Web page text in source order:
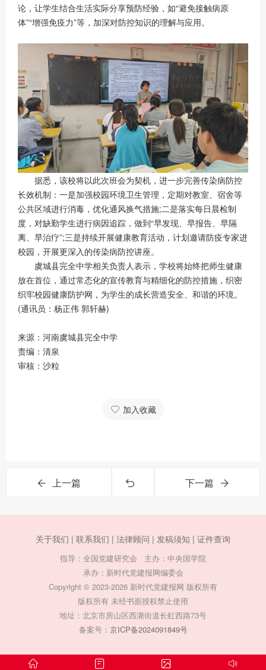
论，让学生结合生活实际分享预防经验，如“避免接触病原
体”“增强免疫力”等，加深对防控知识的理解与应用。
据悉，该校将以此次班会为契机，进一步完善传染病防控
长效机制：一是加强校园环境卫生管理，定期对教室、宿舍等
公共区域进行消毒，优化通风换气措施;二是落实每日晨检制
度，对缺勤学生进行病因追踪，做到“早发现、早报告、早隔
离、早治疗”;三是持续开展健康教育活动，计划邀请防疫专家进
校园，开展更深入的传染病防控讲座。
虞城县完全中学相关负责人表示，学校将始终把师生健康
放在首位，通过常态化的宣传教育与精细化的防控措施，织密
织牢校园健康防护网，为学生的成长营造安全、和谐的环境。
(通讯员：杨正伟 郭轩赫)
来源：河南虞城县完全中学
责编：清泉
审核：沙粒
加入收藏
上一篇 下一篇
关于我们 | 联系我们 | 法律顾问 | 发稿须知 | 证件查询
指导：全国党建研究会 主办：中央国学院
承办：新时代党建报网编委会
Copyright © 2023-2026 新时代党建报网 版权所有
版权所有 未经书面授权禁止使用
地址：北京市房山区西潞街道长虹西路73号
备案号： 京ICP备2024091849号